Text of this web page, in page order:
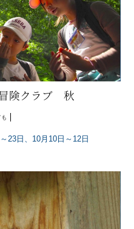
険クラブ 秋
23日、10月10日～12日